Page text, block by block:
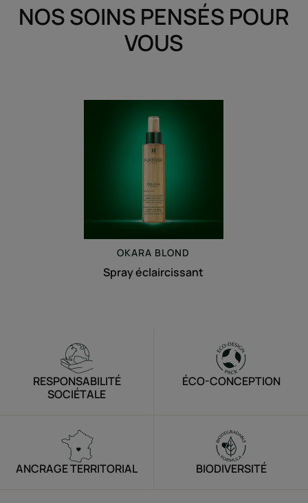
NOS SOINS PENSÉS POUR
VOUS
éclaircissant
OKARA BLOND
Spray éclaircissant
RESPONSABILITÉ
SOCIÉTALE
ÉCO-CONCEPTION
ANCRAGE TERRITORIAL BIODIVERSITÉ